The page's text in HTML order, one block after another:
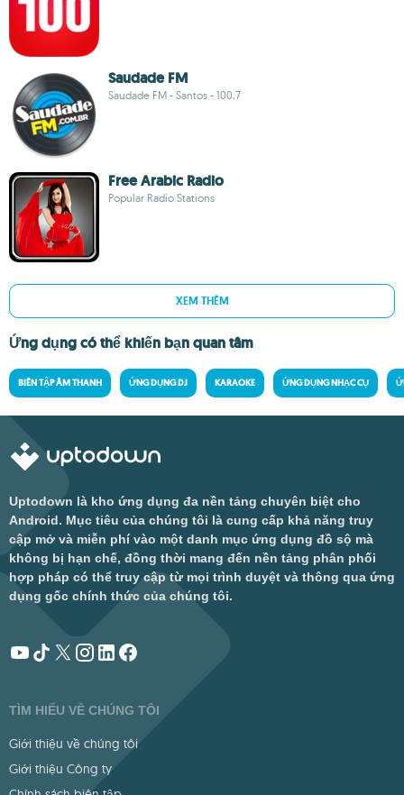
Saudade FM
Saudade FM - Santos - 100,7
Free Arabic Radio
Popular Radio Stations
XEM THÊM
Ứng dụng có thể khiến bạn quan tâm
BIÊN TẬP ÂM THANH ỨNG DỤNG DJ KARAOKE ỨNG DỤNG NHẠC CỤ
Uptodown là kho ứng dụng đa nền tảng chuyên biệt cho
Android. Mục tiêu của chúng tôi là cung cấp khả năng truy
cập mở và miễn phí vào một danh mục ứng dụng đồ sộ mà
không bị hạn chế, đồng thời mang đến nền tảng phân phối
hợp pháp có thể truy cập từ mọi trình duyệt và thông qua ứng
dụng gốc chính thức của chúng tôi.
TÌM HIỂU VỀ CHÚNG TÔI
Giới thiệu về chúng tôi
Giới thiệu Công ty